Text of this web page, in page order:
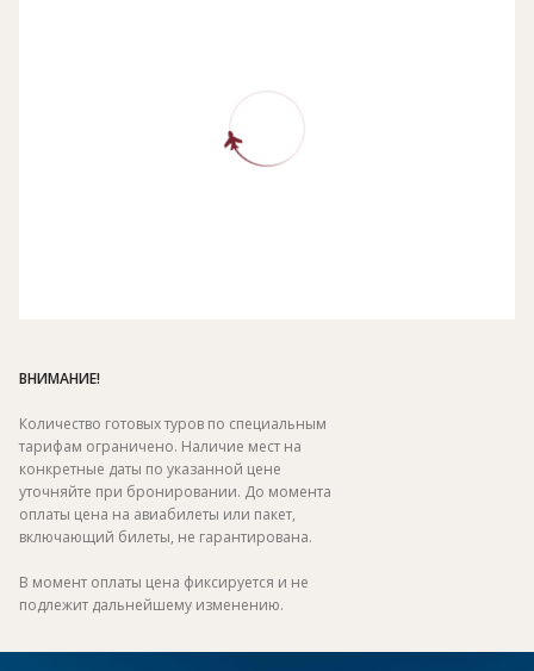
ВНИМАНИЕ!
Количество готовых туров по специальным
тарифам ограничено. Наличие мест на
конкретные даты по указанной цене
уточняйте при бронировании. До момента
оплаты цена на авиабилеты или пакет,
включающий билеты, не гарантирована.
В момент оплаты цена фиксируется и не
подлежит дальнейшему изменению.